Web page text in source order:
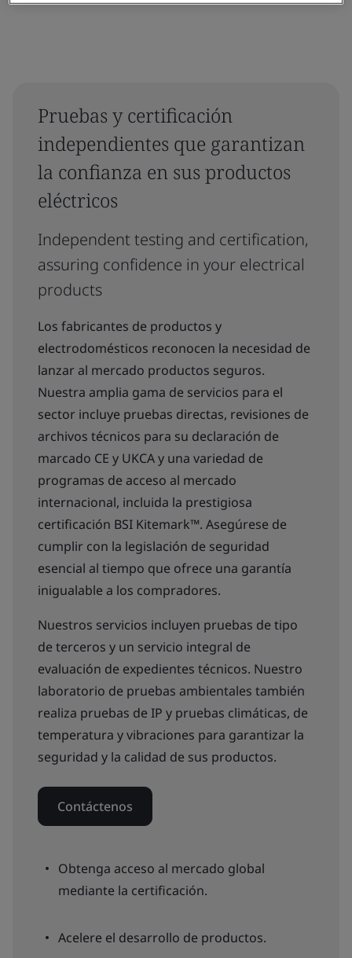
Pruebas y certificación
independientes que garantizan
la confianza en sus productos
eléctricos
Independent testing and certification,
assuring confidence in your electrical
products
Los fabricantes de productos y
electrodomésticos reconocen la necesidad de
lanzar al mercado productos seguros.
Nuestra amplia gama de servicios para el
sector incluye pruebas directas, revisiones de
archivos técnicos para su declaración de
marcado CE y UKCA y una variedad de
programas de acceso al mercado
internacional, incluida la prestigiosa
certificación BSI Kitemark™. Asegúrese de
cumplir con la legislación de seguridad
esencial al tiempo que ofrece una garantía
inigualable a los compradores.
Nuestros servicios incluyen pruebas de tipo
de terceros y un servicio integral de
evaluación de expedientes técnicos. Nuestro
laboratorio de pruebas ambientales también
realiza pruebas de IP y pruebas climáticas, de
temperatura y vibraciones para garantizar la
seguridad y la calidad de sus productos.
Contáctenos
Obtenga acceso al mercado global
mediante la certificación.
Acelere el desarrollo de productos.